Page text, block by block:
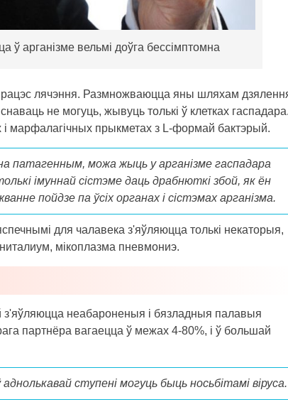
ў арганізме вельмі доўга бессімптомна
лячэння. Размножваюцца яны шляхам
не могуць, жывуць толькі ў клетках гаспадара.
і марфалагічных прыкметах з L-формай бактэрый.
патагенным, можа жыць у арганізме гаспадара
імуннай сістэме даць драбнюткі збой, як ён
пойдзе па ўсіх органах і сістэмах арганізма.
для чалавека з'яўляюцца толькі некаторыя,
мікоплазма пневмониэ.
неабароненыя і бязладныя палавыя
партнёра вагаецца ў межах 4-80%, і ў большай
ступені могуць быць носьбітамі віруса.